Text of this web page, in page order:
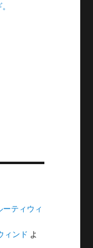
ティウィ
ィンド よ